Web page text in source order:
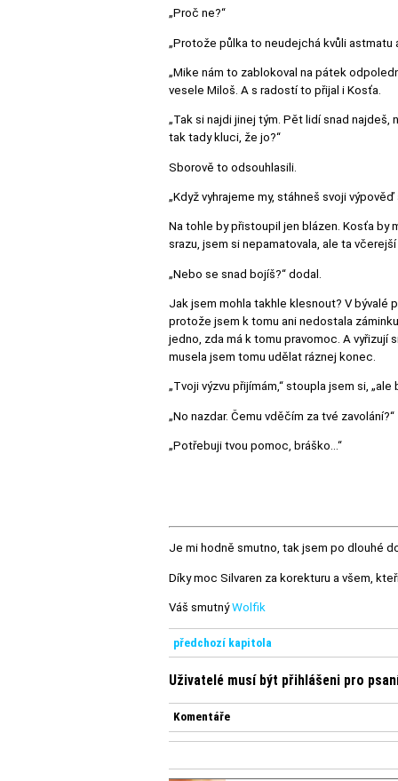
„Proč ne?“
„Protože půlka to neudejchá kvůli astmatu
„Mike nám to zablokoval na pátek
vesele Miloš. A s radostí to přijal i Kosťa.
„Tak si najdi jinej tým. Pět lidí snad najdeš,
tak tady kluci, že jo?“
Sborově to odsouhlasili.
„Když vyhrajeme my, stáhneš svoji
Na tohle by přistoupil jen blázen. Kosťa by
srazu, jsem si nepamatovala, ale ta
„Nebo se snad bojíš?“ dodal.
Jak jsem mohla takhle klesnout? V bývalé
protože jsem k tomu ani nedostala
jedno, zda má k tomu pravomoc. A vyřizují
musela jsem tomu udělat ráznej konec.
„Tvoji výzvu přijímám,“ stoupla jsem si,
„No nazdar. Čemu vděčím za tvé zavolání?“
„Potřebuji tvou pomoc, bráško…“
Je mi hodně smutno, tak jsem po dlouhé
Díky moc Silvaren za korekturu a všem,
Váš smutnýWolfik
předchozí kapitola
Uživatelé musí být přihlášeni pro
Komentáře